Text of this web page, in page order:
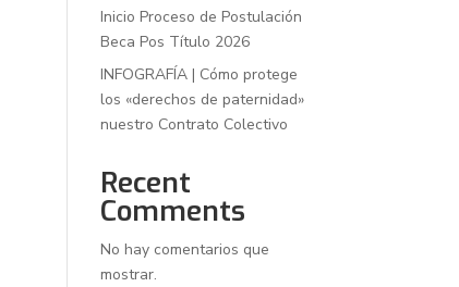
Inicio Proceso de Postulación
Beca Pos Título 2026
INFOGRAFÍA | Cómo protege
los «derechos de paternidad»
nuestro Contrato Colectivo
Recent
Comments
No hay comentarios que
mostrar.